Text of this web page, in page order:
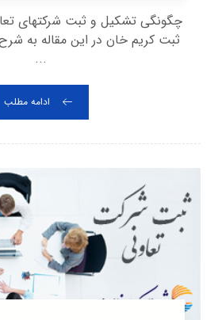
چگونگی تشکیل و ثبت شرکتهای
ثبت کریم خان در این مقاله به
...
ادامه مطلب